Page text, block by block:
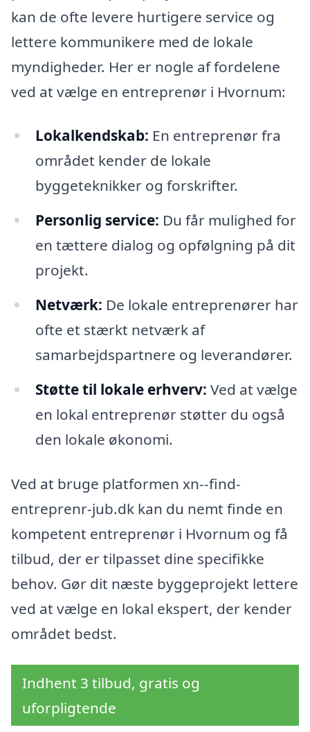
kan de ofte levere hurtigere service og
lettere kommunikere med de lokale
myndigheder. Her er nogle af fordelene
ved at vælge en entreprenør i Hvornum:
Lokalkendskab: En entreprenør fra
området kender de lokale
byggeteknikker og forskrifter.
Personlig service: Du får mulighed for
en tættere dialog og opfølgning på dit
projekt.
Netværk: De lokale entreprenører har
ofte et stærkt netværk af
samarbejdspartnere og leverandører.
Støtte til lokale erhverv: Ved at vælge
en lokal entreprenør støtter du også
den lokale økonomi.
Ved at bruge platformen xn--find-
entreprenr-jub.dk kan du nemt finde en
kompetent entreprenør i Hvornum og få
tilbud, der er tilpasset dine specifikke
behov. Gør dit næste byggeprojekt lettere
ved at vælge en lokal ekspert, der kender
området bedst.
Indhent 3 tilbud, gratis og
uforpligtende